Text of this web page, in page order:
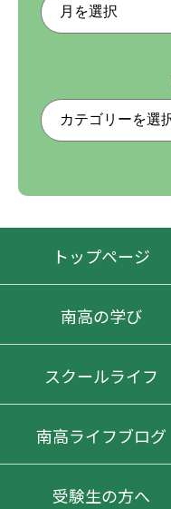
トップページ
南高の学び
スクールライフ
南高ライフブログ
受験生の方へ